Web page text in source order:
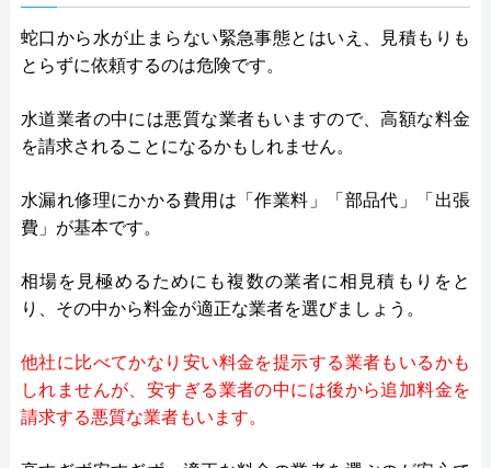
蛇口から水が止まらない緊急事態とはいえ、見積もりも
とらずに依頼するのは危険です。
水道業者の中には悪質な業者もいますので、高額な料金
を請求されることになるかもしれません。
水漏れ修理にかかる費用は「作業料」「部品代」「出張
費」が基本です。
相場を見極めるためにも複数の業者に相見積もりをと
り、その中から料金が適正な業者を選びましょう。
他社に比べてかなり安い料金を提示する業者もいるかも
しれませんが、安すぎる業者の中には後から追加料金を
請求する悪質な業者もいます。